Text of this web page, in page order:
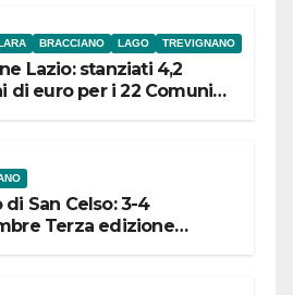
BRACCIANO LAGO TREVIGNANO
Lazio: stanziati 4,2
di euro per i 22 Comuni
di San Celso: 3-4
Terza edizione